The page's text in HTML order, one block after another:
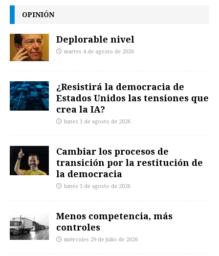
OPINIÓN
Deplorable nivel
martes 4 de agosto de 2026
¿Resistirá la democracia de
Estados Unidos las tensiones que
crea la IA?
lunes 3 de agosto de 2026
Cambiar los procesos de
transición por la restitución de
la democracia
lunes 3 de agosto de 2026
Menos competencia, más
controles
miércoles 29 de julio de 2026